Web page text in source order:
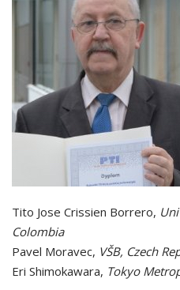
Tito Jose Crissien Borrero,
Colombia
Pavel Moravec, VŠB, Czech
Eri Shimokawara, Tokyo